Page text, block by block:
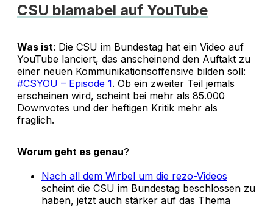
CSU blamabel auf YouTube
Was ist: Die CSU im Bundestag hat ein Video auf
YouTube lanciert, das anscheinend den Auftakt zu
einer neuen Kommunikationsoffensive bilden soll:
#CSYOU – Episode 1. Ob ein zweiter Teil jemals
erscheinen wird, scheint bei mehr als 85.000
Downvotes und der heftigen Kritik mehr als
fraglich.
Worum geht es genau?
Nach all dem Wirbel um die rezo-Videos
scheint die CSU im Bundestag beschlossen zu
haben, jetzt auch stärker auf das Thema